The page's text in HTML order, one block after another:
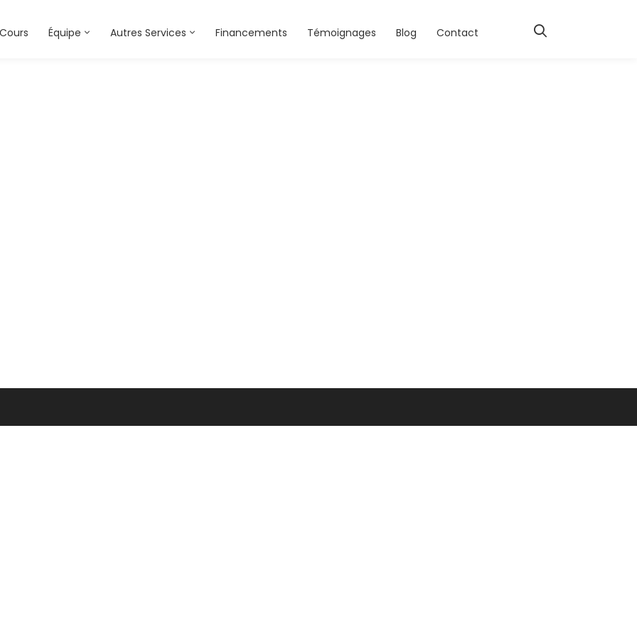
Cours Équipe Autres Services Financements Témoignages Blog Contact